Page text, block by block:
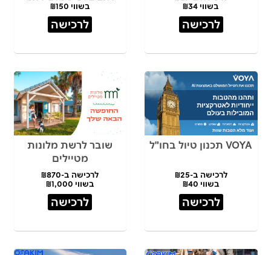
בשווי ₪34
לרכישה
בשווי ₪150
לרכישה
VOYA תכנון טיול בחו"ל
לרכישה ב-₪25
בשווי ₪40
לרכישה
שובר לרשת מלונות
מטיילים
לרכישה ב-₪870
בשווי ₪1,000
לרכישה